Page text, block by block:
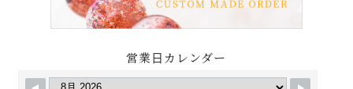
営業日カレンダー